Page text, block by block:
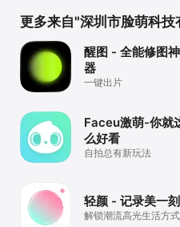
更多来自"深圳市脸萌科
醒图 - 全能修图神
器
一键出片
Faceu激萌-你就
么好看
自拍总有新玩法
轻颜 - 记录美一刻
解锁潮流高光生活方式